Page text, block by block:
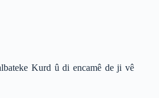
Kurd û di encamê de ji vê